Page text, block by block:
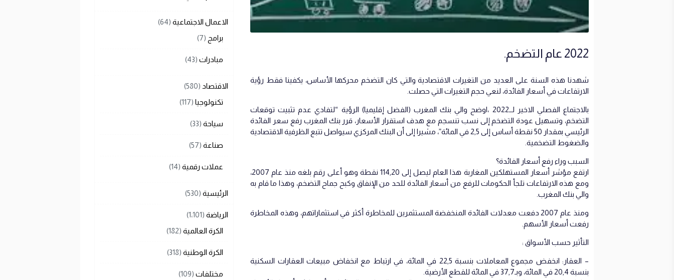
2022 عام التضخم.
شهدنا هذه السنة على العديد من التغيرات الاقتصادية والتي كان التضخم محركها الأساس، يكفينا فقط رؤية
الارتفاعات في أسعار الفائدة، لنعي حجم التغيرات التي حصلت.
بالاجتماع الفصلي الاخير لــ2022 ،اوضح والي بنك المغرب (الفضل إقليميا) الرؤية “لتفادي عدم تثبيت توقعات
التضخم، وتسهيل عودة التضخم إلى نسب تنسجم مع هدف استقرار الأسعار، قرر بنك المغرب رفع سعر الفائدة
الرئيسي بمقدار 50 نقطة أساس إلى 2,5 في المائة”، مشيرا إلى أن البنك المركزي سيواصل تتبع الظرفية الاقتصادية
والضغوط التضخمية.
السبب وراء رفع أسعار الفائدة؟
ارتفع مؤشر أسعار المستهلكين المغاربة هذا العام ليصل إلى 114,20 نقطة وهو أعلى رقم بلغه منذ عام 2007،
ومع هذه الارتفاعات تلجأ الحكومات للرفع من أسعار الفائدة للحد من الإنفاق وكبح جماح التضخم، وهذا ما قام به
والي بنك المغرب.
ومنذ عام 2007 دفعت معدلات الفائدة المنخفضة المستثمرين للمخاطرة أكثر في استثماراتهم، وهذه المخاطرة
رفعت أسعار الأسهم.
التأثير حسب الأسواق :
– العقار: انخفض مجموع المعاملات بنسبة 22,5 في المائة، في ارتباط مع انخفاض مبيعات العقارات السكنية
بنسبة 20,4 في المائة، وبـ37,7 في المائة للقطع الأرضية.
الاعمال الاجتماعية (64)
برامج (7)
مبادرات (43)
الاقتصاد (580)
تكنولوجيا (117)
سياحة (33)
صناعة (57)
عملات رقمية (14)
الرئيسية (530)
الرياضة (1٬101)
الكرة العالمية (182)
الكرة الوطنية (318)
مختلفات (109)